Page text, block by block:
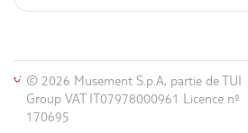
© 2026 Musement S.p.A, partie de TUI
Group VAT IT07978000961 Licence nº
170695